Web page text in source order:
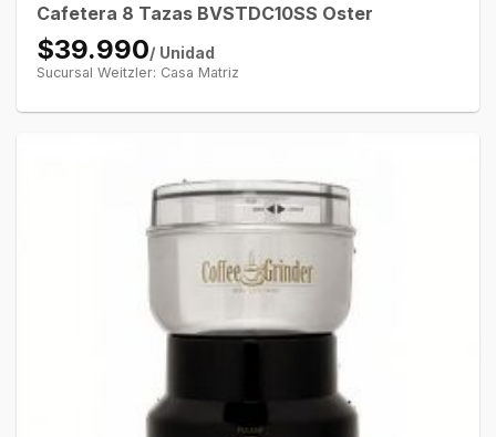
Cafetera 8 Tazas BVSTDC10SS Oster
$39.990/ Unidad
Sucursal Weitzler: Casa Matriz